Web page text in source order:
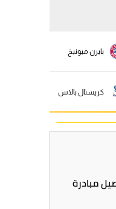
تفاصيل مبادرة